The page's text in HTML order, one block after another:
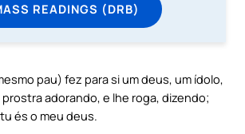
READINGS (DRB)
pau) fez para si um deus, um ídolo,
adorando, e lhe roga, dizendo;
és o meu deus.